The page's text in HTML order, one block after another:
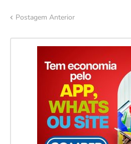
Postagem Anterior